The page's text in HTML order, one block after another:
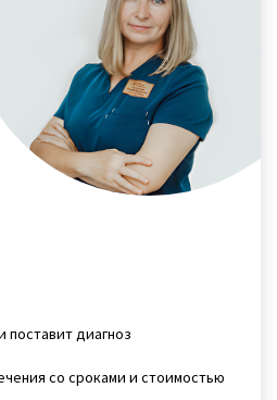
поставит диагноз
со сроками и стоимостью